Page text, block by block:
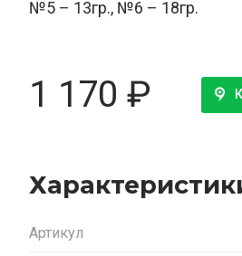
№5 – 13гр., №6 – 18гр.
1 170 ₽
Артикул